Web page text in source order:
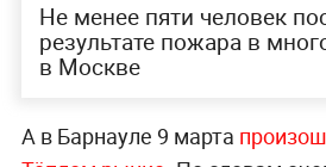
Не менее пяти человек
результате пожара в
в Москве
А в Барнауле 9 марта